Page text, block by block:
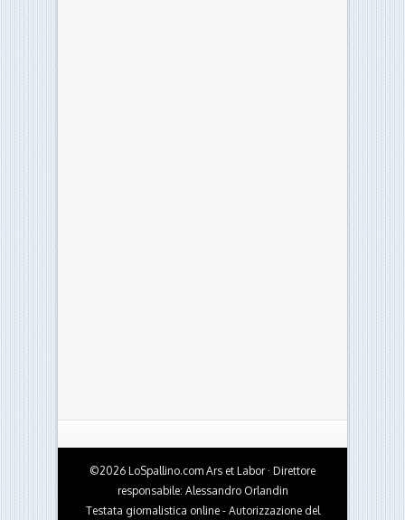
©2026 LoSpallino.com Ars et Labor · Direttore
responsabile: Alessandro Orlandin
Testata giornalistica online - Autorizzazione del